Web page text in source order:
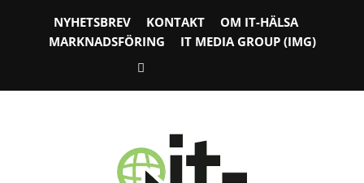
NYHETSBREV KONTAKT
OM IT-HÄLSA
MARKNADSFÖRING
IT MEDIA GROUP (IMG)